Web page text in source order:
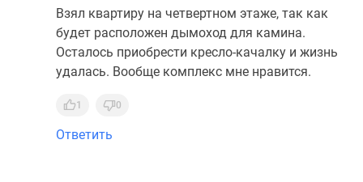
Взял квартиру на четвертном этаже, так как
будет расположен дымоход для камина.
Осталось приобрести кресло-качалку и жизнь
удалась. Вообще комплекс мне нравится.
1 0
Ответить